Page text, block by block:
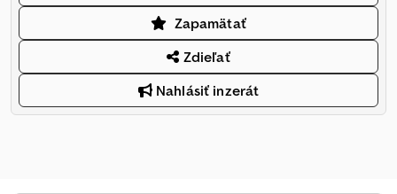
Zapamätať
Zdieľať
Nahlásiť inzerát